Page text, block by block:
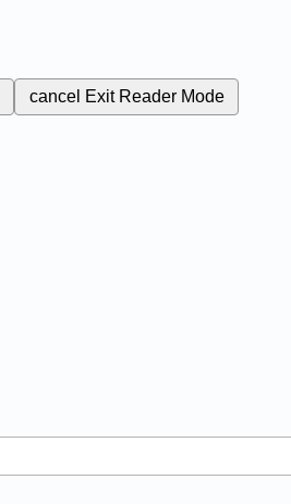
cancel Exit Reader Mode